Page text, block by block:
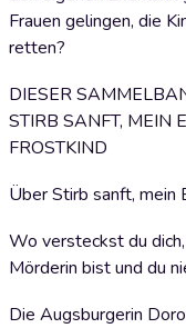
Frauen gelingen, die
retten?
DIESER
STIRB SANFT, MEIN
FROSTKIND
Über Stirb sanft, mein
Wo versteckst du
Mörderin bist und du
Die Augsburgerin